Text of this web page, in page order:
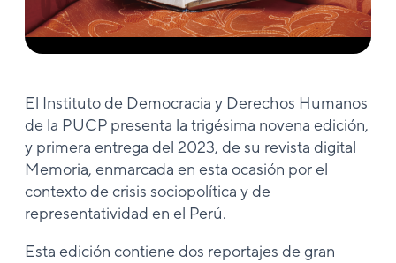
El Instituto de Democracia y Derechos Humanos
de la PUCP presenta la trigésima novena edición,
y primera entrega del 2023, de su revista digital
Memoria, enmarcada en esta ocasión por el
contexto de crisis sociopolítica y de
representatividad en el Perú.
Esta edición contiene dos reportajes de gran